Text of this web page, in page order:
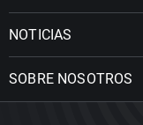
NOTICIAS
SOBRE NOSOTROS